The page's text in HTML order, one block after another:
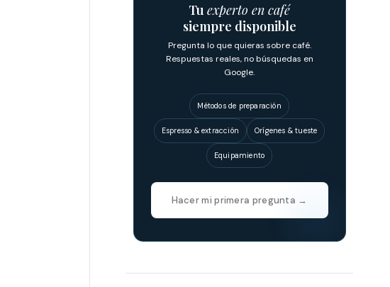
Tuexperto en café
siempre disponible
Pregunta lo que quieras sobre café.
Respuestas reales, no búsquedas en
Google.
Métodos de preparación
Espresso & extracción Orígenes & tueste
Equipamiento
Hacer mi primera pregunta →